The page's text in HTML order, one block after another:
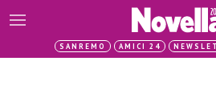
SANREMO AMICI 24